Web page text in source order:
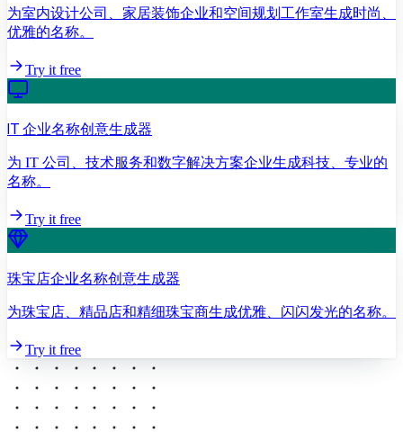
为室内设计公司、家居装饰企业和空间规划工作室生成时尚、
优雅的名称。
Try it free
IT 企业名称创意生成器
为 IT 公司、技术服务和数字解决方案企业生成科技、专业的
名称。
Try it free
珠宝店企业名称创意生成器
为珠宝店、精品店和精细珠宝商生成优雅、闪闪发光的名称。
Try it free